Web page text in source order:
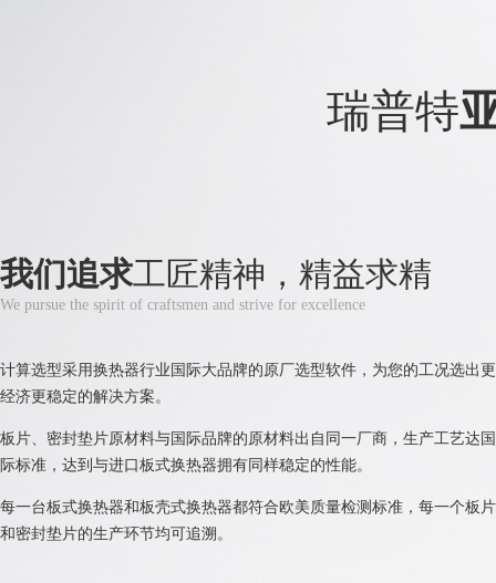
瑞普特
我们追求工匠精神，精益求精
We pursue the spirit of craftsmen and strive for excellence
计算选型采用换热器行业国际大品牌的原厂选型软件，为您的工况选出更
经济更稳定的解决方案。
板片、密封垫片原材料与国际品牌的原材料出自同一厂商，生产工艺达国
际标准，达到与进口板式换热器拥有同样稳定的性能。
每一台板式换热器和板壳式换热器都符合欧美质量检测标准，每一个板片
和密封垫片的生产环节均可追溯。